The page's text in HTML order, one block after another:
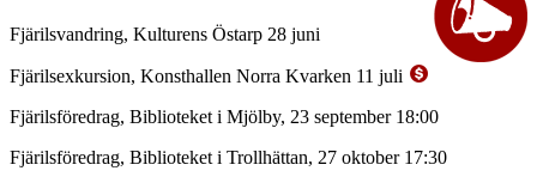
Fjärilsvandring, Kulturens Östarp 28 juni
Fjärilsexkursion, Konsthallen Norra Kvarken 11 juli
Fjärilsföredrag, Biblioteket i Mjölby, 23 september 18:00
Fjärilsföredrag, Biblioteket i Trollhättan, 27 oktober 17:30